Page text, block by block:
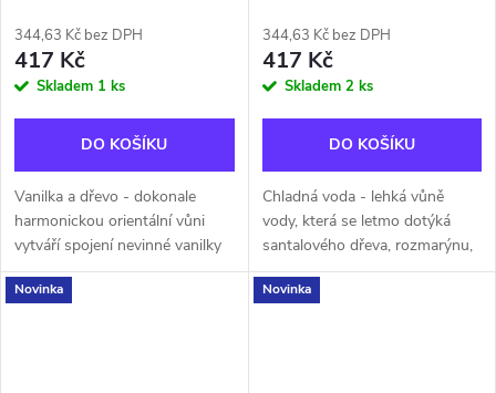
344,63 Kč bez DPH
417 Kč
Skladem 1 ks
DO KOŠÍKU
Vanilka a dřevo - dokonale
harmonickou orientální vůni
vytváří spojení nevinné vanilky
se vzácným santalovým
dřevem. Jednoduchá a krásná
344,63 Kč bez DPH
417 Kč
Skladem 2 ks
DO KOŠÍKU
Chladná voda - lehká vůně
vody, která se letmo dotýká
santalového dřeva, rozmarýnu,
šťavnatého citronu a
bergamotu. Vůně: Cold
Novinka Novinka